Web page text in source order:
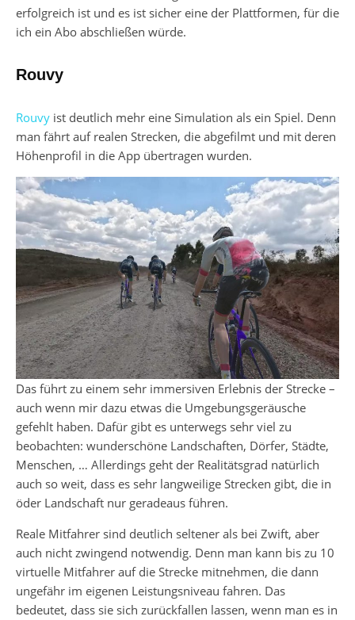
erfolgreich ist und es ist sicher eine der Plattformen, für die
ich ein Abo abschließen würde.
Rouvy
Rouvy ist deutlich mehr eine Simulation als ein Spiel. Denn
man fährt auf realen Strecken, die abgefilmt und mit deren
Höhenprofil in die App übertragen wurden.
Das führt zu einem sehr immersiven Erlebnis der Strecke –
auch wenn mir dazu etwas die Umgebungsgeräusche
gefehlt haben. Dafür gibt es unterwegs sehr viel zu
beobachten: wunderschöne Landschaften, Dörfer, Städte,
Menschen, … Allerdings geht der Realitätsgrad natürlich
auch so weit, dass es sehr langweilige Strecken gibt, die in
öder Landschaft nur geradeaus führen.
Reale Mitfahrer sind deutlich seltener als bei Zwift, aber
auch nicht zwingend notwendig. Denn man kann bis zu 10
virtuelle Mitfahrer auf die Strecke mitnehmen, die dann
ungefähr im eigenen Leistungsniveau fahren. Das
bedeutet, dass sie sich zurückfallen lassen, wenn man es in